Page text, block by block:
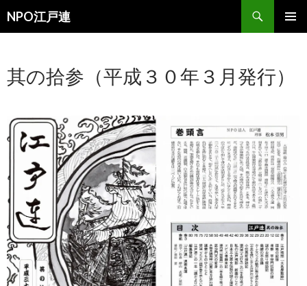
NPO江戸連
索
ン
ツ
動
其の拾参（平成３０年３月発行）